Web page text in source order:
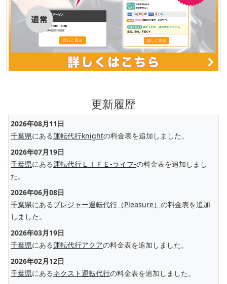
更新履歴
2026年08月11日
千葉県にある運転代行knightの料金表を追加しました。
2026年07月19日
千葉県にある運転代行ＬＩＦＥ-ライフ-の料金表を追加しまし
た。
2026年06月08日
千葉県にあるプレジャー運転代行（Pleasure） の料金表を追加
しました。
2026年03月19日
千葉県にある運転代行アクアの料金表を追加しました。
2026年02月12日
千葉県にあるネクスト運転代行の料金表を追加しました。